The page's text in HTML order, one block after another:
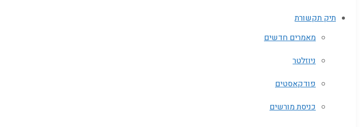
תיק תקשורת
מאמרים חדשים
ניוזלטר
פודקאסטים
כניסת מורשים